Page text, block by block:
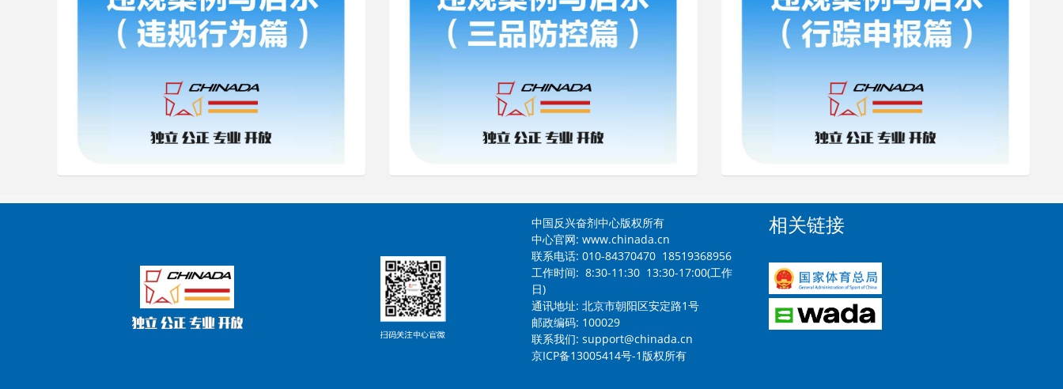
中国反兴奋剂中心版权所有
中心官网: www.chinada.cn
联系电话: 010-84370470 18519368956
工作时间: 8:30-11:30 13:30-17:00(工作
日)
通讯地址: 北京市朝阳区安定路1号
邮政编码: 100029
联系我们: support@chinada.cn
京ICP备13005414号-1版权所有
相关链接